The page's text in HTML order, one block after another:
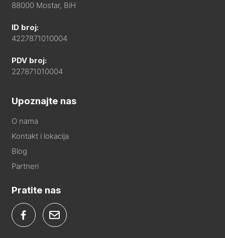
88000 Mostar, BiH
ID broj:
4227871010004
PDV broj:
227871010004
Upoznajte nas
O nama
Kontakt i lokacija
Blog
Partneri
Pratite nas